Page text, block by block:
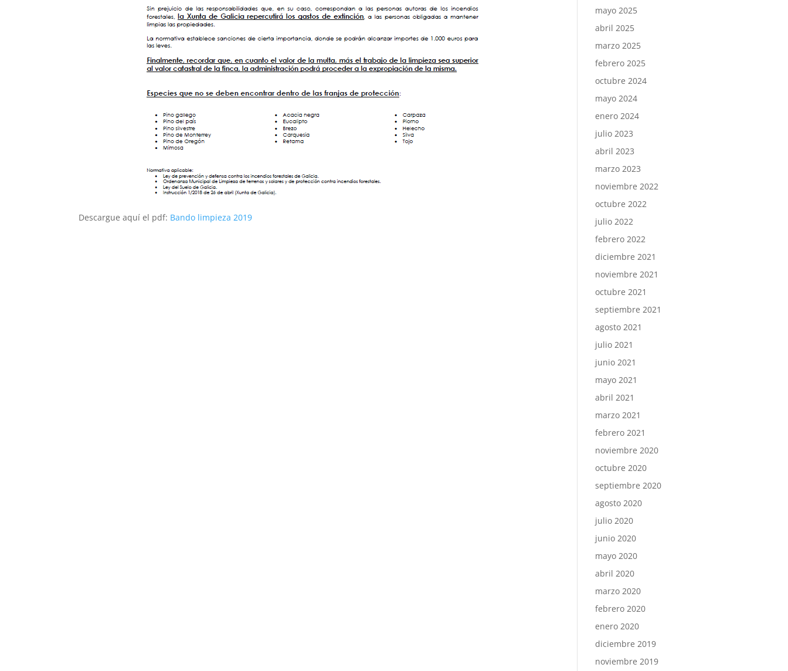
Descargue aquí el pdf: Bando limpieza 2019
mayo 2025
abril 2025
marzo 2025
febrero 2025
octubre 2024
mayo 2024
enero 2024
julio 2023
abril 2023
marzo 2023
noviembre 2022
octubre 2022
julio 2022
febrero 2022
diciembre 2021
noviembre 2021
octubre 2021
septiembre 2021
agosto 2021
julio 2021
junio 2021
mayo 2021
abril 2021
marzo 2021
febrero 2021
noviembre 2020
octubre 2020
septiembre 2020
agosto 2020
julio 2020
junio 2020
mayo 2020
abril 2020
marzo 2020
febrero 2020
enero 2020
diciembre 2019
noviembre 2019